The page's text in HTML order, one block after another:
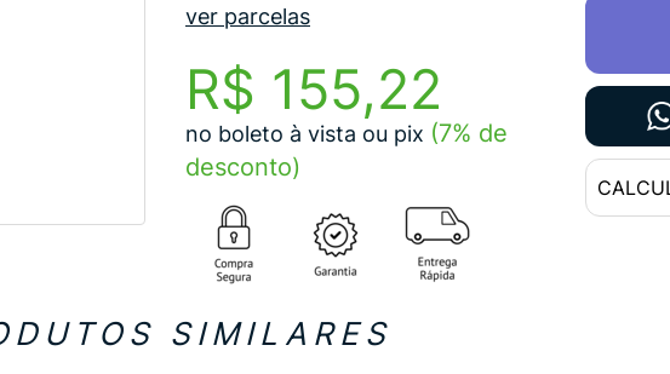
ver parcelas
R$ 155,22
no boleto à vista ou pix (7% de
desconto)
SIMILARES